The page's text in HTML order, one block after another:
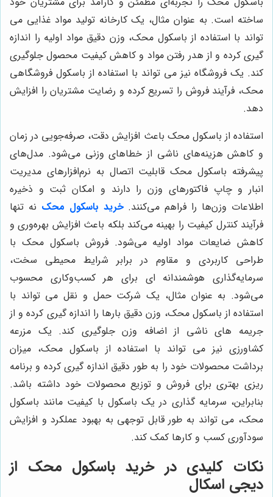
ساخته است. به عنوان مثال، یک کارخانه تولید مواد غذایی می
تواند با استفاده از باسکول محک، وزن دقیق مواد اولیه را اندازه
گیری کرده و از هدر رفتن مواد و کاهش کیفیت محصول جلوگیری
کند. یک فروشگاه نیز می تواند با استفاده از باسکول فروشگاهی
محک، فرآیند فروش را تسریع کرده و رضایت مشتریان را افزایش
دهد.
استفاده از باسکول محک باعث افزایش دقت، صرفه‌جویی در زمان
و کاهش هزینه‌های ناشی از خطاهای وزنی می‌شود. مدل‌های
پیشرفته باسکول محک قابلیت اتصال به نرم‌افزارهای مدیریت
انبار و چاپ فاکتورهای وزن را دارند و امکان ثبت و ذخیره
اطلاعات وزن‌ها را فراهم می‌کنند.خرید باسکول محک نه تنها
فرآیند کنترل کیفیت را بهینه می‌کند بلکه باعث افزایش بهره‌وری و
کاهش ضایعات مواد اولیه می‌شود. فروش باسکول محک با
طراحی کاربردی و مقاوم در برابر شرایط محیطی سخت،
سرمایه‌گذاری هوشمندانه ای برای هر کسب‌وکاری محسوب
می‌شود. به عنوان مثال، یک شرکت حمل و نقل می تواند با
استفاده از باسکول محک، وزن دقیق بارها را اندازه گیری کرده و از
جریمه های ناشی از اضافه وزن جلوگیری کند. یک مزرعه
کشاورزی نیز می تواند با استفاده از باسکول محک، میزان
برداشت محصولات خود را به طور دقیق اندازه گیری کرده و برنامه
ریزی بهتری برای فروش و توزیع محصولات خود داشته باشد.
بنابراین، سرمایه گذاری در یک باسکول با کیفیت مانند باسکول
محک، می تواند به طور قابل توجهی به بهبود عملکرد و افزایش
سودآوری کسب و کارها کمک کند.
نکات کلیدی در خرید باسکول محک از
دیجی اسکال